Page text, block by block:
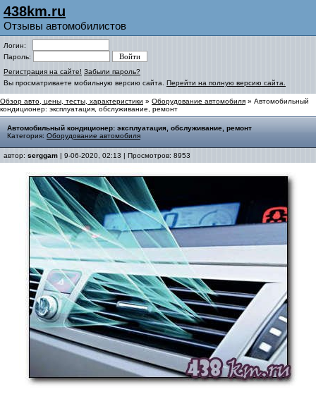
438km.ru
Отзывы автомобилистов
Логин:
Пароль:
Регистрация на сайте! Забыли пароль?
Вы просматриваете мобильную версию сайта. Перейти на полную версию сайта.
Обзор авто, цены, тесты, характеристики » Оборудование автомобиля » Автомобильный
кондиционер: эксплуатация, обслуживание, ремонт
Автомобильный кондиционер: эксплуатация, обслуживание, ремонт
Категория: Оборудование автомобиля
автор: serggam | 9-06-2020, 02:13 | Просмотров: 8953